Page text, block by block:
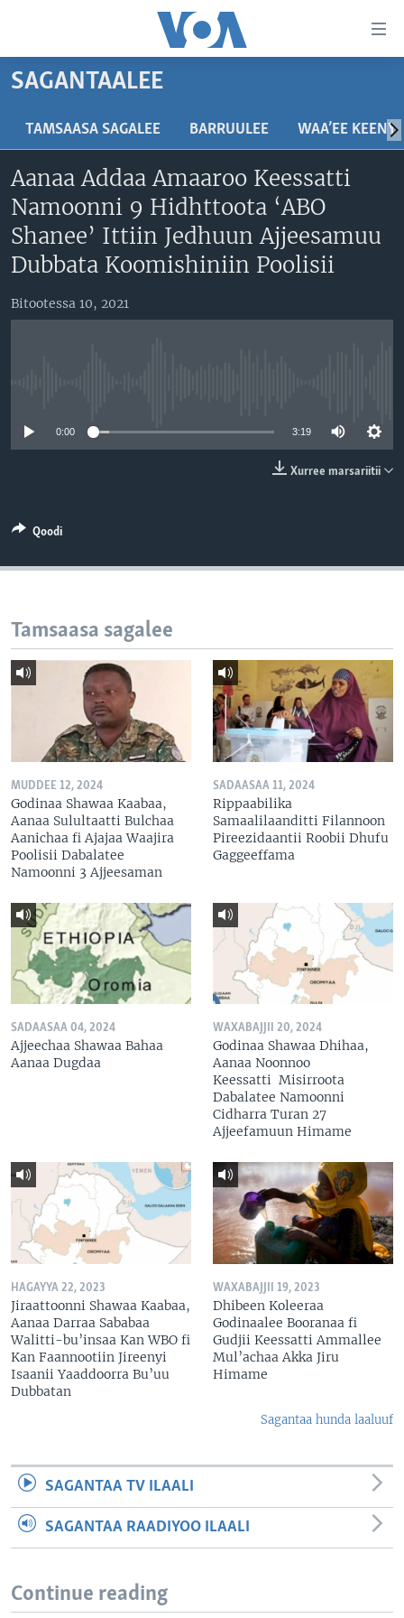
seenan
gabaasaatti
fuula
ijootti
deebi'i
Gara
barbaadduutti
ITOOPHIYAA|EERTIRAA
ADDUNYAA
VIIDIYOO
VOA60 AFRIKAA
VOA60 AMEERIKAA
Learning English
SAGANTAALEE
TAMSAASA SAGALEE BARRUULEE WAA’EE KEENYA
Aanaa Addaa Amaaroo Keessatti
Namoonni 9 Hidhttoota ‘ABO
Shanee’ Ittiin Jedhuun Ajjeesamuu
Dubbata Koomishiniin Poolisii
Bitootessa 10, 2021
0:00 3:19
Xurree marsariitii
Qoodi
Tamsaasa sagalee
MUDDEE 12, 2024
Godinaa Shawaa Kaabaa,
Aanaa Sulultaatti Bulchaa
Aanichaa fi Ajajaa Waajira
Poolisii Dabalatee
Namoonni 3 Ajjeesaman
SADAASAA 11, 2024
Rippaabilika
Samaalilaanditti Filannoon
Pireezidaantii Roobii Dhufu
Gaggeeffama
SADAASAA 04, 2024
Ajjeechaa Shawaa Bahaa
Aanaa Dugdaa
WAXABAJJII 20, 2024
Godinaa Shawaa Dhihaa,
Aanaa Noonnoo
Keessatti Misirroota
Dabalatee Namoonni
Cidharra Turan 27
Ajjeefamuun Himame
HAGAYYA 22, 2023
Jiraattoonni Shawaa Kaabaa,
Aanaa Darraa Sababaa
Walitti-bu’insaa Kan WBO fi
Kan Faannootiin Jireenyi
Isaanii Yaaddoorra Bu’uu
Dubbatan
WAXABAJJII 19, 2023
Dhibeen Koleeraa
Godinaalee Booranaa fi
Gudjii Keessatti Ammallee
Mul’achaa Akka Jiru
Himame
Sagantaa hunda laaluuf
SAGANTAA TV ILAALI
SAGANTAA RAADIYOO ILAALI
Continue reading